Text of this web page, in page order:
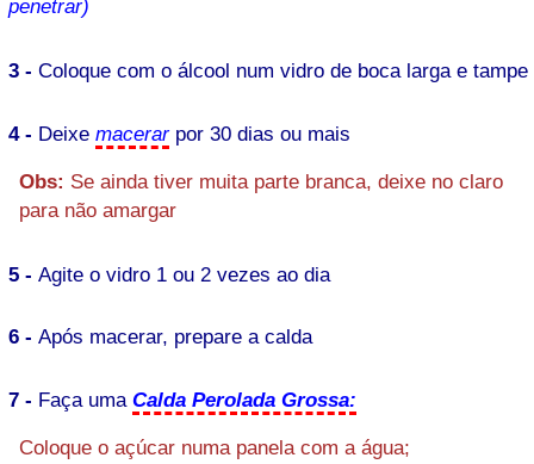
penetrar)
3 -Coloque com o álcool num vidro de boca larga e tampe
4 - Deixemacerarpor 30 dias ou mais
Obs: Se ainda tiver muita parte branca, deixe no claro
para não amargar
5 -Agite o vidro 1 ou 2 vezes ao dia
6 -Após macerar, prepare a calda
7 - Faça umaCalda Perolada Grossa:
Coloque o açúcar numa panela com a água;